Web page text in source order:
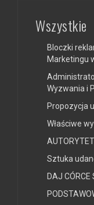
Wszystkie
Bloczki
Marketingu
Wyzwania i
Propozycja
Właściwe
Sztuka
DAJ CÓRCE